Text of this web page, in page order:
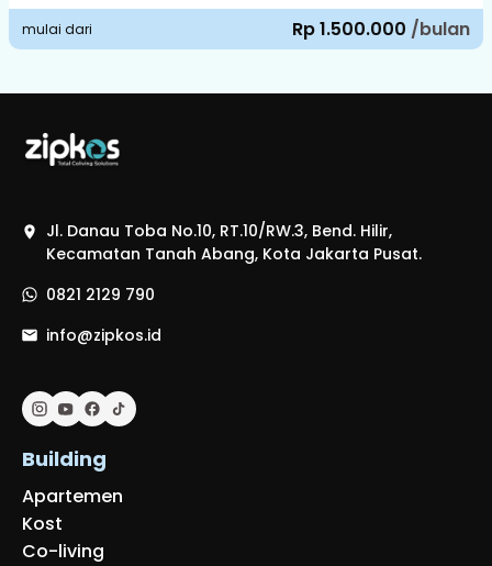
mulai dari Rp 1.500.000 /bulan
Jl. Danau Toba No.10, RT.10/RW.3, Bend. Hilir,
Kecamatan Tanah Abang, Kota Jakarta Pusat.
0821 2129 790
info@zipkos.id
Building
Apartemen
Kost
Co-living